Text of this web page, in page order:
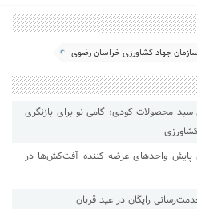
سازمان جهاد کشاورزی خراسان رضوی
محصولات کودی؛ گامی نو برای بازنگری
پایش واحدهای عرضه کننده آفت‌کش‌ها در
رایگان در عید قربان